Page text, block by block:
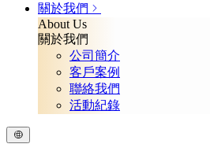
關於我們
About Us
關於我們
公司簡介
客戶案例
聯絡我們
活動紀錄